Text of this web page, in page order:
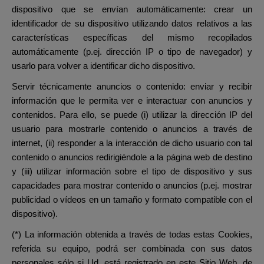
dispositivo que se envían automáticamente: crear un
identificador de su dispositivo utilizando datos relativos a las
características específicas del mismo recopilados
automáticamente (p.ej. dirección IP o tipo de navegador) y
usarlo para volver a identificar dicho dispositivo.
Servir técnicamente anuncios o contenido: enviar y recibir
información que le permita ver e interactuar con anuncios y
contenidos. Para ello, se puede (i) utilizar la dirección IP del
usuario para mostrarle contenido o anuncios a través de
internet, (ii) responder a la interacción de dicho usuario con tal
contenido o anuncios redirigiéndole a la página web de destino
y (iii) utilizar información sobre el tipo de dispositivo y sus
capacidades para mostrar contenido o anuncios (p.ej. mostrar
publicidad o vídeos en un tamaño y formato compatible con el
dispositivo).
(*) La información obtenida a través de todas estas Cookies,
referida su equipo, podrá ser combinada con sus datos